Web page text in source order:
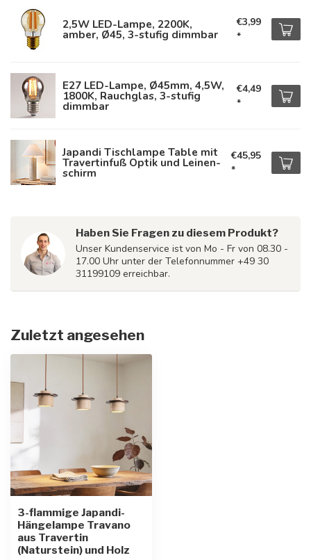
2,5W LED-Lampe, 2200K,
amber, Ø45, 3-stufig dimmbar
€3,99
*
E27 LED-Lampe, Ø45mm, 4,5W,
1800K, Rauchglas, 3-stufig
dimmbar
€4,49
*
Japandi Tischlampe Table mit
Travertinfuß Optik und Leinen­
schirm
€45,95
*
Haben Sie Fragen zu diesem Produkt?
Unser Kundenservice ist von Mo - Fr von 08.30 -
17.00 Uhr unter der Telefonnummer +49 30
31199109 erreichbar.
Zuletzt angesehen
3-flammige Japandi-
Hängelampe Travano
aus Travertin
(Naturstein) und Holz